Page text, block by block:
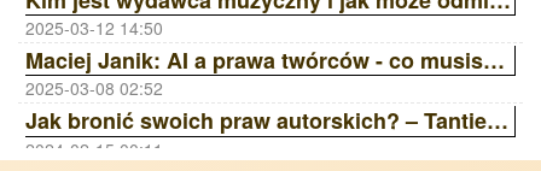
2025-03-12 14:50
Maciej Janik: AI a prawa twórców - co musisz wiedzieć? Wywiad z prawnikiem | ZAiKS Akademia
2025-03-08 02:52
Jak bronić swoich praw autorskich? – Tantiemy, Licencje, Ai | ZAiKS Akademia
2024-02-15 00:11